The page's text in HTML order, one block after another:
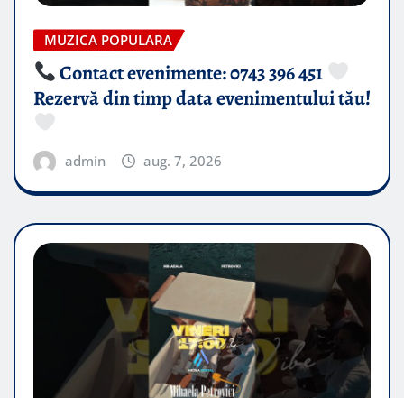
MUZICA POPULARA
Contact evenimente: 0743 396 451
Rezervă din timp data evenimentului tău!
admin aug. 7, 2026